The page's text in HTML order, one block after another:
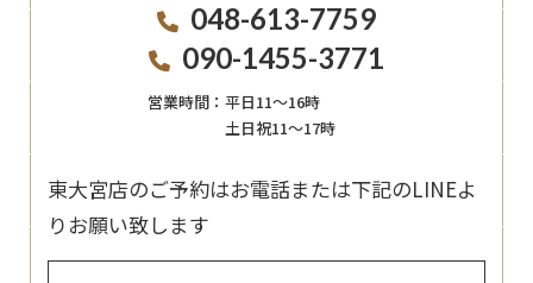
048-613-7759
090-1455-3771
営業時間： 平日11〜16時
土日祝11〜17時
東大宮店のご予約はお電話または下記のLINEよ
りお願い致します